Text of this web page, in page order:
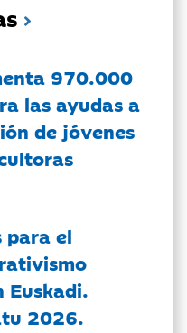
970.000
las ayudas a
de jóvenes
para el
Euskadi.
2026.